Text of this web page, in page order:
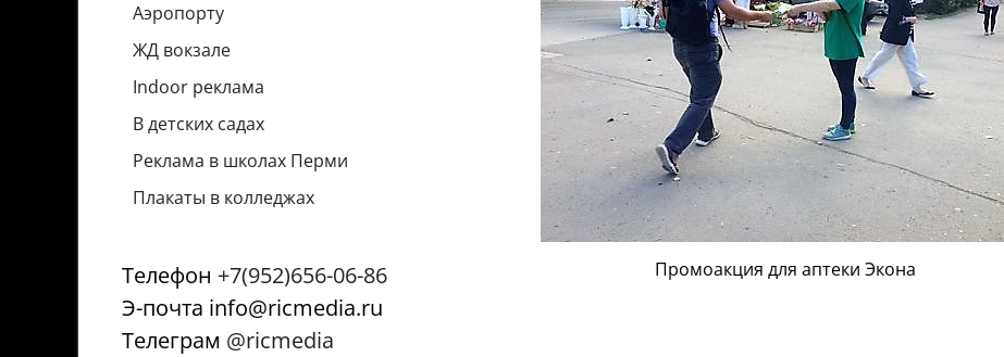
Промоакция для аптеки Экона
Аэропорту
ЖД вокзале
Indoor реклама
В детских садах
Реклама в школах Перми
Плакаты в колледжах
Телефон +7(952)656-06-86
Э-почта info@ricmedia.ru
Телеграм @ricmedia